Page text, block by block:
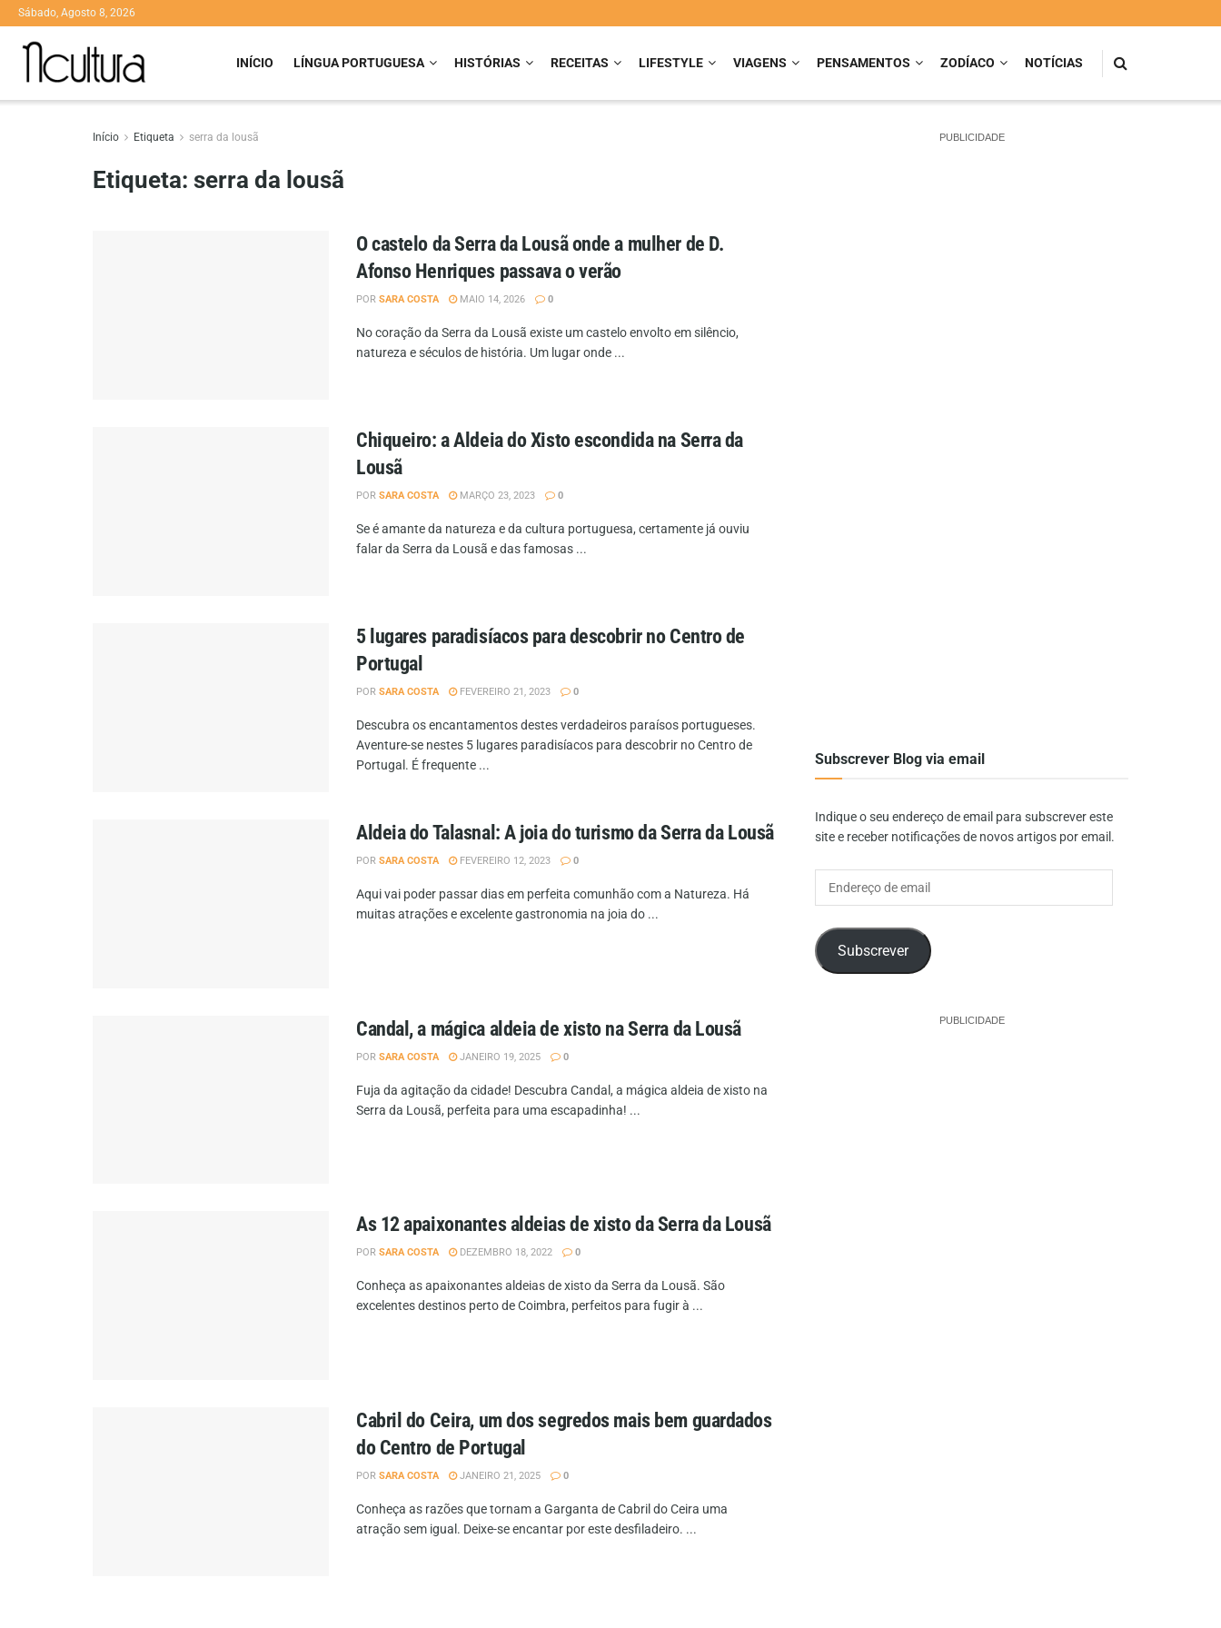
Sábado, Agosto 8, 2026
INÍCIO LÍNGUA PORTUGUESA HISTÓRIAS RECEITAS LIFESTYLE VIAGENS PENSAMENTOS ZODÍACO NOTÍCIAS
Início Etiqueta serra da lousã
Etiqueta: serra da lousã
O castelo da Serra da Lousã onde a mulher de D.
Afonso Henriques passava o verão
POR SARA COSTA MAIO 14, 2026 0
No coração da Serra da Lousã existe um castelo envolto em silêncio,
natureza e séculos de história. Um lugar onde ...
Chiqueiro: a Aldeia do Xisto escondida na Serra da
Lousã
POR SARA COSTA MARÇO 23, 2023 0
Se é amante da natureza e da cultura portuguesa, certamente já ouviu
falar da Serra da Lousã e das famosas ...
5 lugares paradisíacos para descobrir no Centro de
Portugal
POR SARA COSTA FEVEREIRO 21, 2023 0
Descubra os encantamentos destes verdadeiros paraísos portugueses.
Aventure-se nestes 5 lugares paradisíacos para descobrir no Centro de
Portugal. É frequente ...
Aldeia do Talasnal: A joia do turismo da Serra da Lousã
POR SARA COSTA FEVEREIRO 12, 2023 0
Aqui vai poder passar dias em perfeita comunhão com a Natureza. Há
muitas atrações e excelente gastronomia na joia do ...
Candal, a mágica aldeia de xisto na Serra da Lousã
POR SARA COSTA JANEIRO 19, 2025 0
Fuja da agitação da cidade! Descubra Candal, a mágica aldeia de xisto na
Serra da Lousã, perfeita para uma escapadinha! ...
As 12 apaixonantes aldeias de xisto da Serra da Lousã
POR SARA COSTA DEZEMBRO 18, 2022 0
Conheça as apaixonantes aldeias de xisto da Serra da Lousã. São
excelentes destinos perto de Coimbra, perfeitos para fugir à ...
Cabril do Ceira, um dos segredos mais bem guardados
do Centro de Portugal
POR SARA COSTA JANEIRO 21, 2025 0
Conheça as razões que tornam a Garganta de Cabril do Ceira uma
atração sem igual. Deixe-se encantar por este desfiladeiro. ...
PUBLICIDADE
Subscrever Blog via email
Indique o seu endereço de email para subscrever este
site e receber notificações de novos artigos por email.
Subscrever
PUBLICIDADE